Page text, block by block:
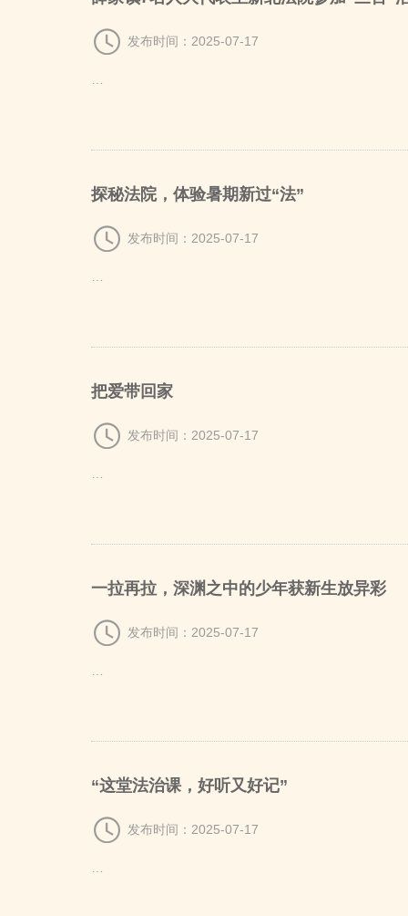
发布时间：2025-07-17
探秘法院，体验暑期新过“法”
发布时间：2025-07-17
把爱带回家
发布时间：2025-07-17
一拉再拉，深渊之中的少年获新生放异彩
发布时间：2025-07-17
“这堂法治课，好听又好记”
发布时间：2025-07-17